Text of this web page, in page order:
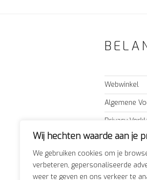
Wij hechten waarde aan je
We gebruiken cookies om je
verbeteren, gepersonaliseerde
weer te geven en ons verkeer te
Webwinkel
Algemene
Privacy
Nieuws
Adres &
Forum